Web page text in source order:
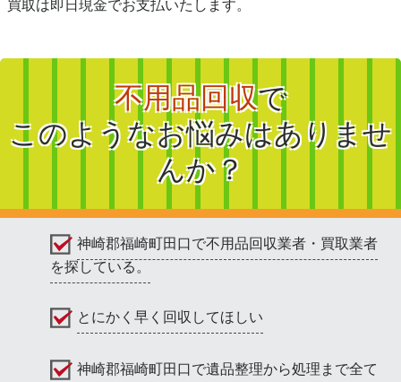
買取は即日現金でお支払いたします。
不用品回収で
このようなお悩みはありませ
んか？
神崎郡福崎町田口で不用品回収業者・買取業者
を探している。
とにかく早く回収してほしい
神崎郡福崎町田口で遺品整理から処理まで全て